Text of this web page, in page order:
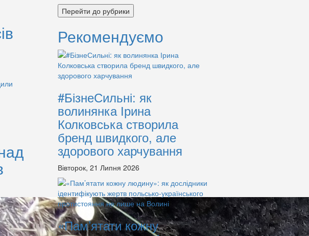
Перейти до рубрики
Рекомендуємо
#БізнеСильні: як
волинянка Ірина
Колковська створила
бренд швидкого, але
здорового харчування
Вівторок, 21 Липня 2026
«Пам’ятати кожну